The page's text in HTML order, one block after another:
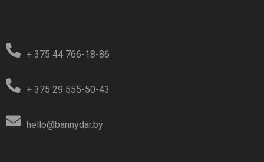
+ 375 44 766-18-86
+ 375 29 555-50-43
hello@bannydar.by